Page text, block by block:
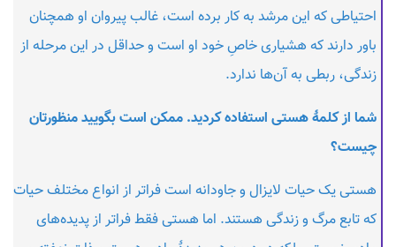
احتیاطی که این مرشد به کار برده است، غالب پیروان او همچنان
باور دارند که هشیاری خاصِ خود او است و حداقل در این مرحله از
زندگی، ربطی به آن‌ها ندارد.
شما از کلمهٔ هستی استفاده کردید. ممکن است بگویید منظورتان
چیست؟
هستی یک حیات لایزال و جاودانه است فراتر از انواع مختلف حیات
که تابع مرگ و زندگی هستند. اما هستی فقط فراتر از پدیده‌های